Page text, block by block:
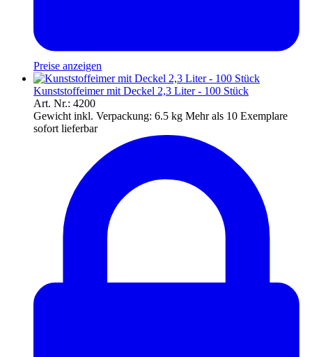
Preise anzeigen
Kunststoffeimer mit Deckel 2,3 Liter - 100 Stück
Art. Nr.: 4200
Gewicht inkl. Verpackung: 6.5 kg Mehr als 10 Exemplare
sofort lieferbar